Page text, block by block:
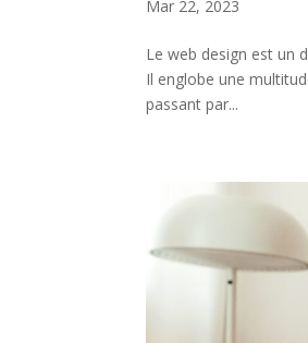
Mar 22, 2023
Le web design est un
Il englobe une
passant par...